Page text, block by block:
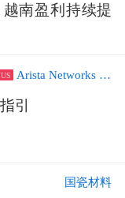
南盈利持续提
US Arista Networks Inc
引
国瓷材料